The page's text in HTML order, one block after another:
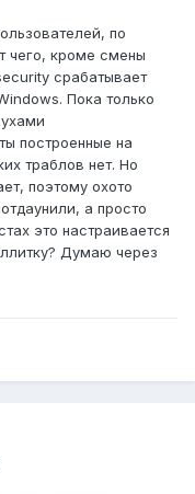
по
чего, кроме смены
срабатывает
Пока только
построенные на
траблов нет. Но
поэтому охото
а просто
это настраивается
Думаю через